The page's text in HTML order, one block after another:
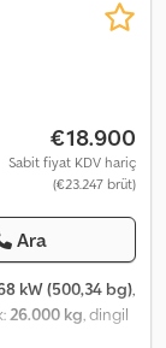
€18.900
Sabit fiyat KDV hariç
(€23.247 brüt)
Ara
kW (500,34 bg),
26.000 kg, dingil